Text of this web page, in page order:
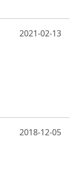
2021-02-13
2018-12-05